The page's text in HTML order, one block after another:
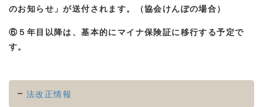
のお知らせ」が送付されます。（協会けんぽの場合）
⑥５年目以降は、基本的にマイナ保険証に移行する予定で
す。
法改正情報